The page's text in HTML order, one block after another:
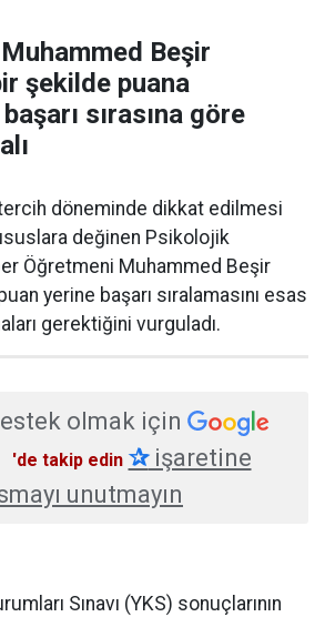
Muhammed Beşir
şekilde puana
sırasına göre
döneminde dikkat edilmesi
değinen Psikolojik
Öğretmeni Muhammed Beşir
yerine başarı sıralamasını esas
gerektiğini vurguladı.
olmak için
'de takip edin ✰işaretine
unutmayın
Sınavı (YKS) sonuçlarının